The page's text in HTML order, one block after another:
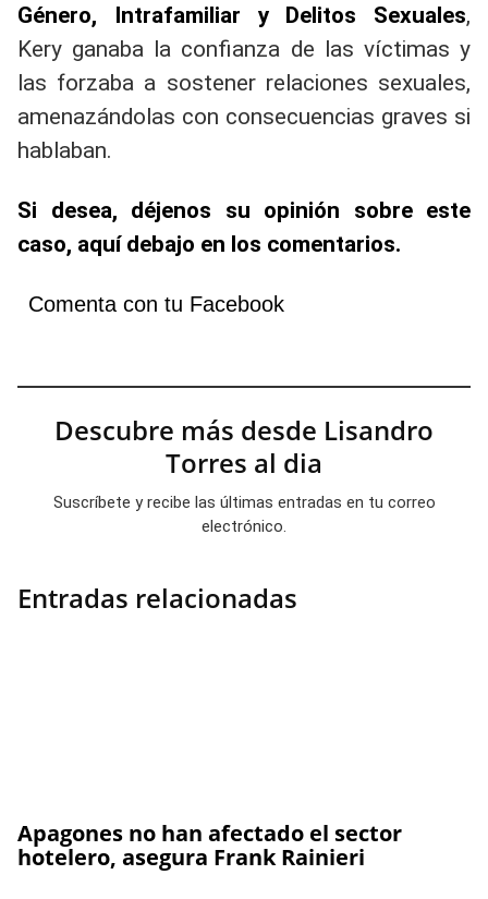
Género, Intrafamiliar y Delitos Sexuales,
Kery ganaba la confianza de las víctimas y
las forzaba a sostener relaciones sexuales,
amenazándolas con consecuencias graves si
hablaban.
Si desea, déjenos su opinión sobre este
caso, aquí debajo en los comentarios.
Comenta con tu Facebook
Descubre más desde Lisandro
Torres al dia
Suscríbete y recibe las últimas entradas en tu correo
electrónico.
Entradas relacionadas
Apagones no han afectado el sector
hotelero, asegura Frank Rainieri